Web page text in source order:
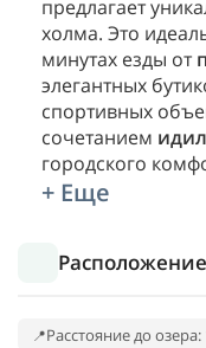
предлагает
холма. Это
минутах езды от
элегантных
спортивных
сочетанием
городского
+ Еще
Расположение
Расстояние до озера: